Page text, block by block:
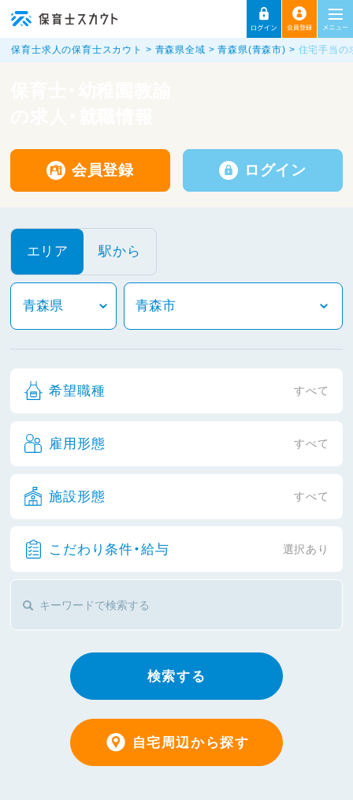
保育士求人の保育士スカウト 青森県全域 青森県(青森市) 住宅手当の
会員登録 ログイン
エリア 駅から
希望職種 すべて
雇用形態 すべて
施設形態 すべて
こだわり条件・給与 選択あり
検索する
自宅周辺から探す